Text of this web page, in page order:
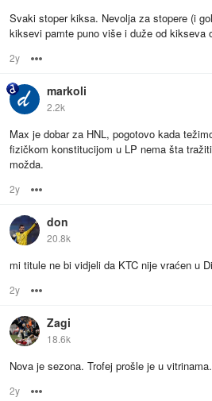
Svaki stoper kiksa. Nevolja za stopere (i
kiksevi pamte puno više i duže od kikseva
2y
markoli
2.2k
Max je dobar za HNL, pogotovo kada
fizičkom konstitucijom u LP nema šta
možda.
2y
don
20.8k
mi titule ne bi vidjeli da KTC nije vraćen u
2y
Zagi
18.6k
Nova je sezona. Trofej prošle je u vitrinama.
2y